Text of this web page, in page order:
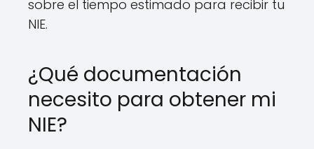
sobre el tiempo estimado para recibir tu
NIE.
¿Qué documentación
necesito para obtener mi
NIE?